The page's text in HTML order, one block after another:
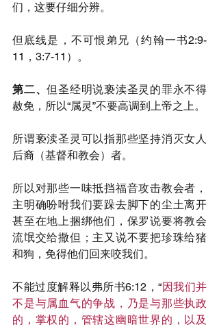
们，这要仔细分辨。
但底线是，不可恨弟兄（约翰一书2:9-
11，3:7-11）。
第二、但圣经明说亵渎圣灵的罪永不得
赦免，所以“属灵”不要高调到上帝之上。
所谓亵渎圣灵可以指那些坚持消灭女人
后裔（基督和教会）者。
所以对那些一味抵挡福音攻击教会者，
主明确吩咐我们要跺去脚下的尘土离开
甚至在地上捆绑他们，保罗说要将教会
流氓交给撒但；主又说不要把珍珠给猪
和狗，免得他们回来咬我们。
不能过度解释以弗所书6:12，“因我们并
不是与属血气的争战，乃是与那些执政
的，掌权的，管辖这幽暗世界的，以及